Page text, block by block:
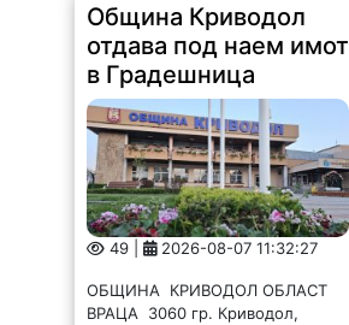
Община Криводол
отдава под наем имот
в Градешница
49 | 2026-08-07 11:32:27
ОБЩИНА КРИВОДОЛ ОБЛАСТ
ВРАЦА 3060 гр. Криводол,